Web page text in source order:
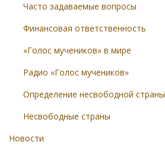
Часто задаваемые вопросы
Финансовая ответственность
«Голос мучеников» в мире
Радио «Голос мучеников»
Определение несвободной страны
Несвободные страны
Новости